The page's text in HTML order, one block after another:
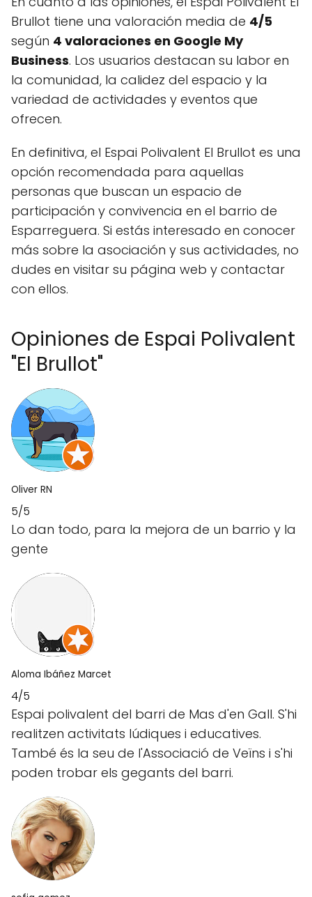
Brullot tiene una valoración media de 4/5
según 4 valoraciones en Google My
Business. Los usuarios destacan su labor en
la comunidad, la calidez del espacio y la
variedad de actividades y eventos que
ofrecen.
En definitiva, el Espai Polivalent El Brullot es una
opción recomendada para aquellas
personas que buscan un espacio de
participación y convivencia en el barrio de
Esparreguera. Si estás interesado en conocer
más sobre la asociación y sus actividades, no
dudes en visitar su página web y contactar
con ellos.
Opiniones de Espai Polivalent
"El Brullot"
Oliver RN
5/5
Lo dan todo, para la mejora de un barrio y la
gente
Aloma Ibáñez Marcet
4/5
Espai polivalent del barri de Mas d'en Gall. S'hi
realitzen activitats lúdiques i educatives.
També és la seu de l'Associació de Veïns i s'hi
poden trobar els gegants del barri.